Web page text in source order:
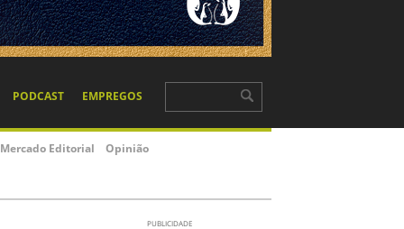
PODCAST EMPREGOS
Mercado Editorial Opinião
PUBLICIDADE